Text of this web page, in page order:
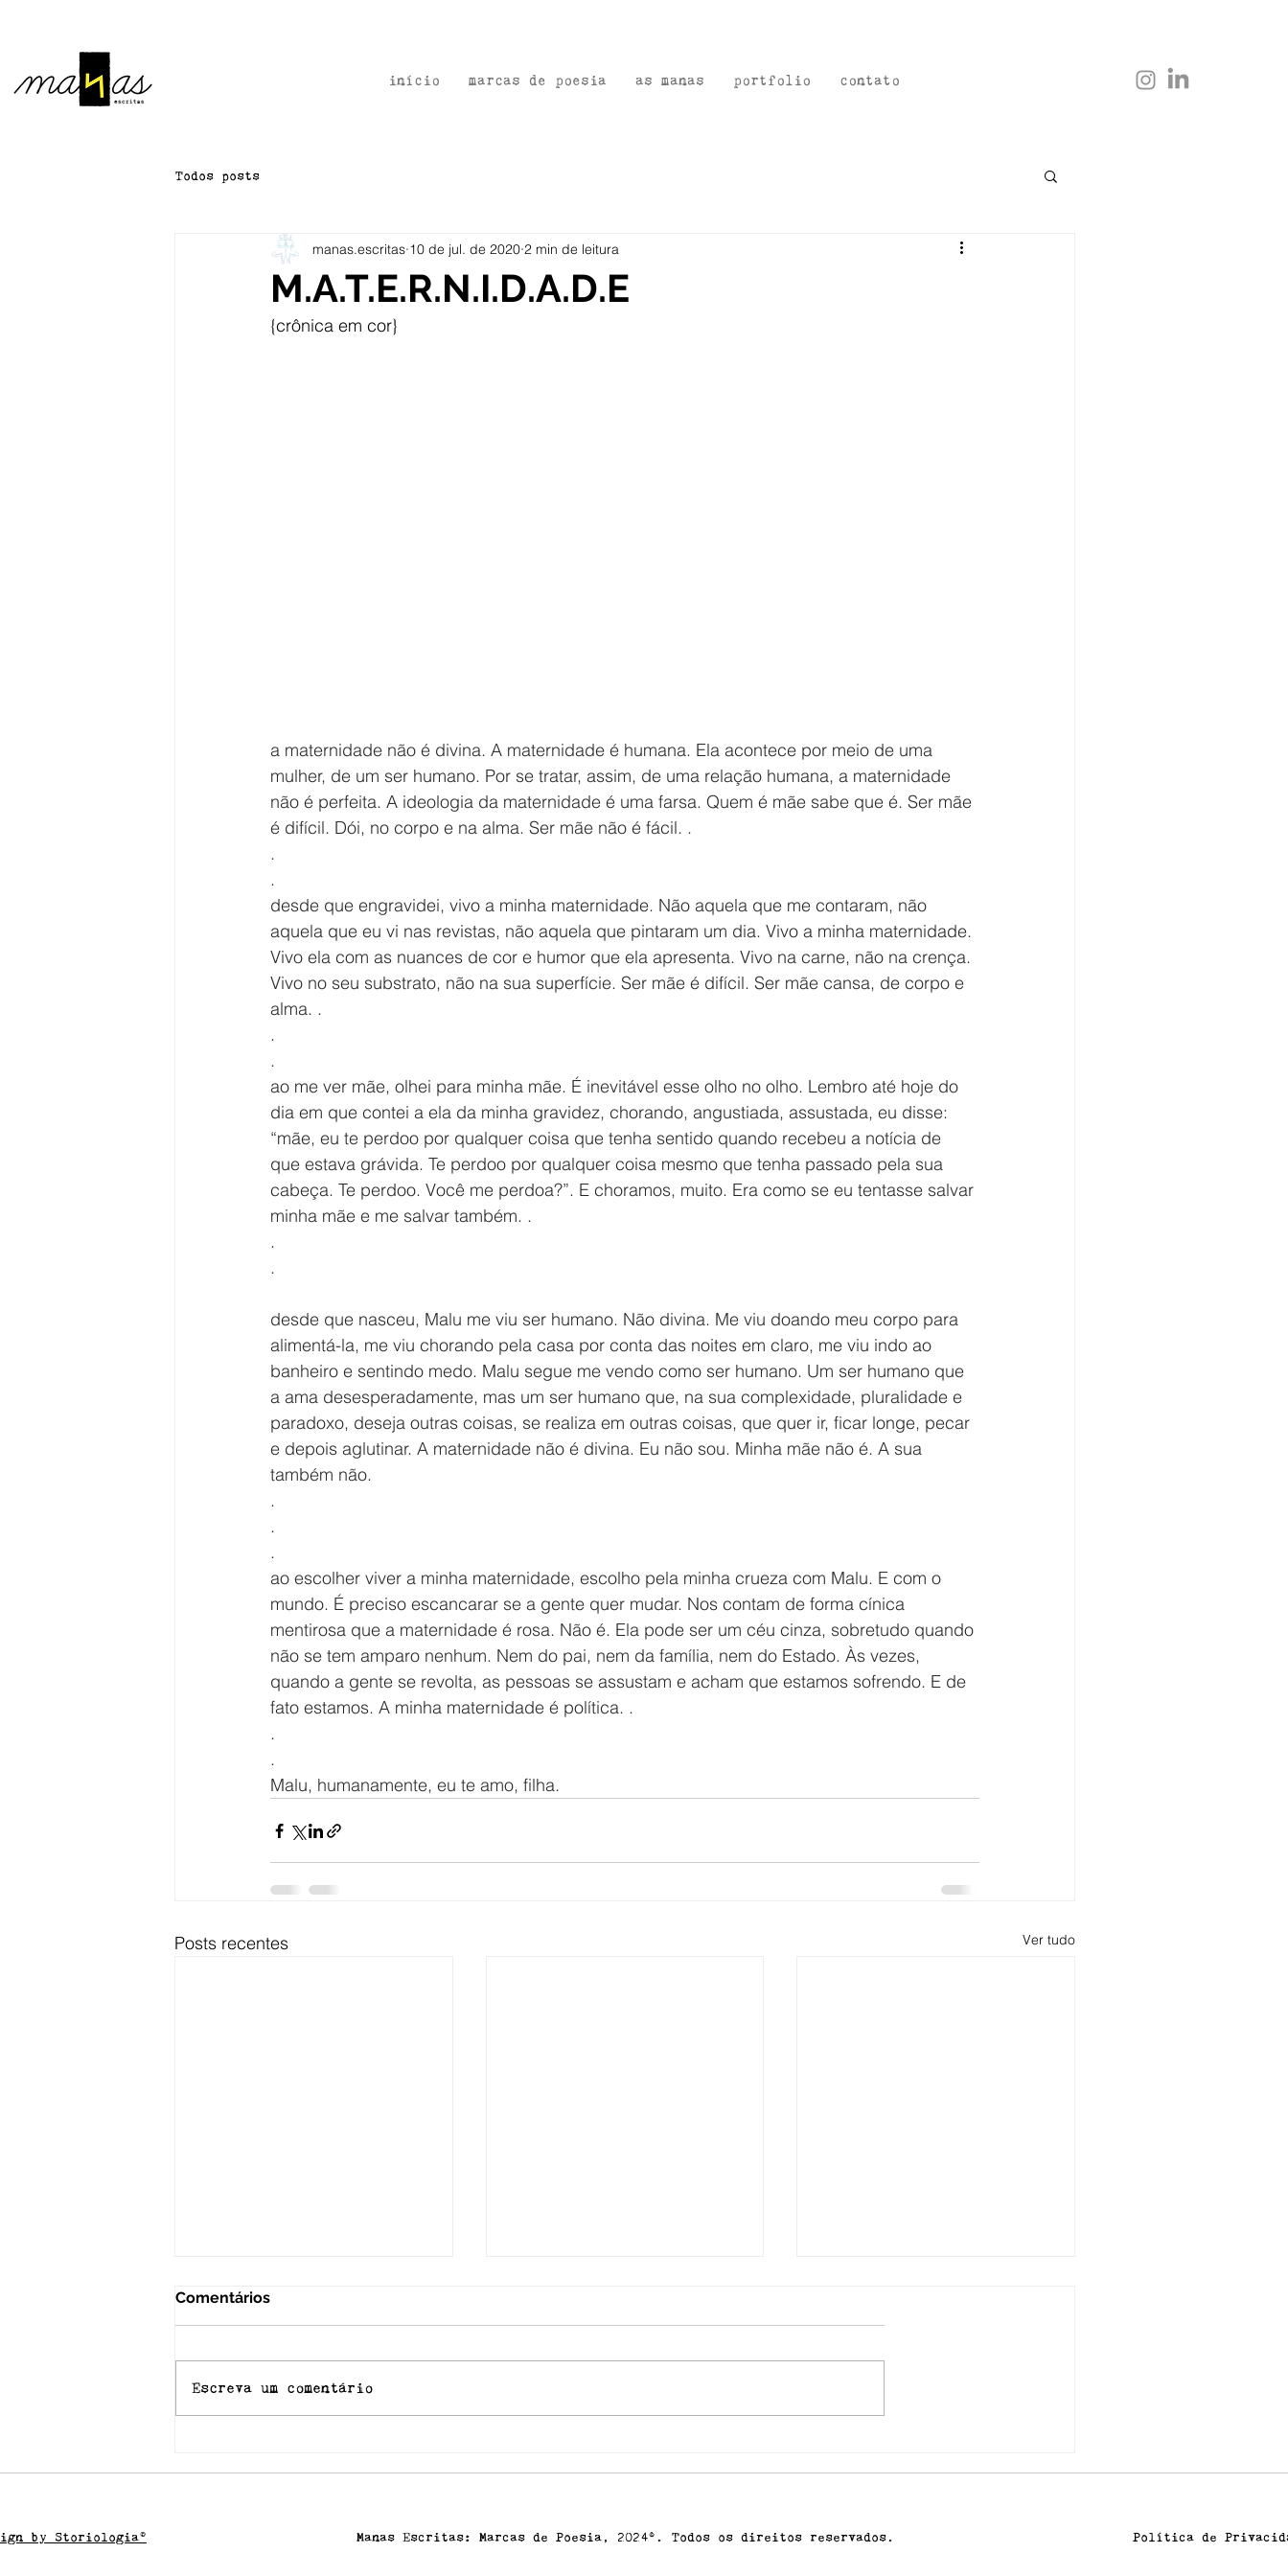
início marcas de poesia as manas portfolio contato
Todos posts
M.A.T.E.R.N.I.D.A.D.E
manas.escritas 10 de jul. de 2020 2 min de leitura
{crônica em cor}
a maternidade não é divina. A maternidade é humana. Ela acontece por meio de uma
mulher, de um ser humano. Por se tratar, assim, de uma relação humana, a maternidade
não é perfeita. A ideologia da maternidade é uma farsa. Quem é mãe sabe que é. Ser mãe
é difícil. Dói, no corpo e na alma. Ser mãe não é fácil. .
.
.
desde que engravidei, vivo a minha maternidade. Não aquela que me contaram, não
aquela que eu vi nas revistas, não aquela que pintaram um dia. Vivo a minha maternidade.
Vivo ela com as nuances de cor e humor que ela apresenta. Vivo na carne, não na crença.
Vivo no seu substrato, não na sua superfície. Ser mãe é difícil. Ser mãe cansa, de corpo e
alma. .
.
.
ao me ver mãe, olhei para minha mãe. É inevitável esse olho no olho. Lembro até hoje do
dia em que contei a ela da minha gravidez, chorando, angustiada, assustada, eu disse:
“mãe, eu te perdoo por qualquer coisa que tenha sentido quando recebeu a notícia de
que estava grávida. Te perdoo por qualquer coisa mesmo que tenha passado pela sua
cabeça. Te perdoo. Você me perdoa?”. E choramos, muito. Era como se eu tentasse salvar
minha mãe e me salvar também. .
.
.
desde que nasceu, Malu me viu ser humano. Não divina. Me viu doando meu corpo para
alimentá-la, me viu chorando pela casa por conta das noites em claro, me viu indo ao
banheiro e sentindo medo. Malu segue me vendo como ser humano. Um ser humano que
a ama desesperadamente, mas um ser humano que, na sua complexidade, pluralidade e
paradoxo, deseja outras coisas, se realiza em outras coisas, que quer ir, ficar longe, pecar
e depois aglutinar. A maternidade não é divina. Eu não sou. Minha mãe não é. A sua
também não.
.
.
.
ao escolher viver a minha maternidade, escolho pela minha crueza com Malu. E com o
mundo. É preciso escancarar se a gente quer mudar. Nos contam de forma cínica
mentirosa que a maternidade é rosa. Não é. Ela pode ser um céu cinza, sobretudo quando
não se tem amparo nenhum. Nem do pai, nem da família, nem do Estado. Às vezes,
quando a gente se revolta, as pessoas se assustam e acham que estamos sofrendo. E de
fato estamos. A minha maternidade é política. .
.
.
Malu, humanamente, eu te amo, filha.
Posts recentes Ver tudo
J.A.N.E.L.A C.A.S.U.L.O L.E.N.T.E
Comentários
Escreva um comentário
by Storiologia® ​Manas Escritas: Marcas de Poesia, 2024©. Todos os direitos reservados.​ Política de